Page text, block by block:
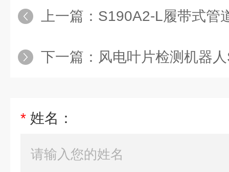
上一篇： S190A2-L履带式管
下一篇： 风电叶片检测机器
* 姓名：